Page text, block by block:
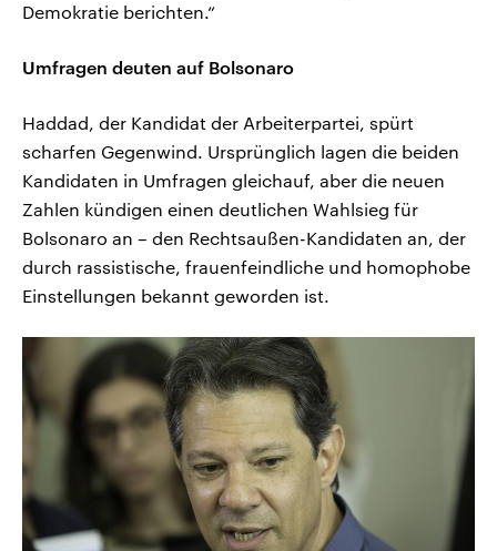
Demokratie berichten.“
Umfragen deuten auf Bolsonaro
Haddad, der Kandidat der Arbeiterpartei, spürt
scharfen Gegenwind. Ursprünglich lagen die beiden
Kandidaten in Umfragen gleichauf, aber die neuen
Zahlen kündigen einen deutlichen Wahlsieg für
Bolsonaro an – den Rechtsaußen-Kandidaten an, der
durch rassistische, frauenfeindliche und homophobe
Einstellungen bekannt geworden ist.